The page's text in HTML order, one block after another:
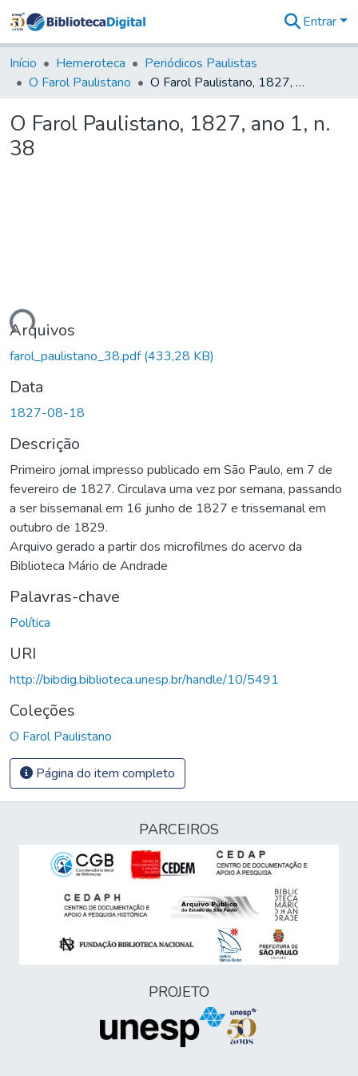
&
Coleções
Tudo na
Digital
Entrar
Início Hemeroteca
Periódicos Paulistas
O Farol Paulistano
O Farol Paulistano, 1827, ano 1, n. 38
O Farol Paulistano, 1827, ano 1, n.
38
Arquivos
farol_paulistano_38.pdf(433,28 KB)
Data
1827-08-18
Descrição
Primeiro jornal impresso publicado em São Paulo, em 7 de
fevereiro de 1827. Circulava uma vez por semana, passando
a ser bissemanal em 16 junho de 1827 e trissemanal em
outubro de 1829.
Arquivo gerado a partir dos microfilmes do acervo da
Biblioteca Mário de Andrade
Palavras-chave
Política
URI
http://bibdig.biblioteca.unesp.br/handle/10/5491
Coleções
O Farol Paulistano
Página do item completo
PARCEIROS
PROJETO